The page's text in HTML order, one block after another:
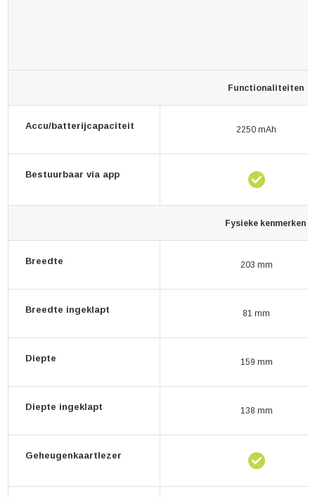
Functionaliteiten
Accu/batterijcapaciteit 2250 mAh
Bestuurbaar via app
Fysieke kenmerken
Breedte 203 mm
Breedte ingeklapt 81 mm
Diepte 159 mm
Diepte ingeklapt 138 mm
Geheugenkaartlezer